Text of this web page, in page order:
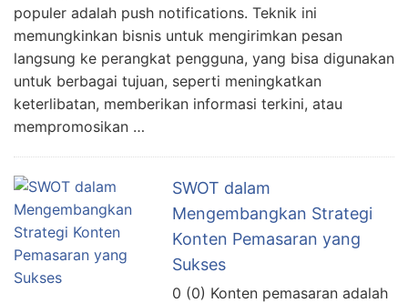
populer adalah push notifications. Teknik ini
memungkinkan bisnis untuk mengirimkan pesan
langsung ke perangkat pengguna, yang bisa digunakan
untuk berbagai tujuan, seperti meningkatkan
keterlibatan, memberikan informasi terkini, atau
mempromosikan …
SWOT dalam
Mengembangkan Strategi
Konten Pemasaran yang
Sukses
0 (0) Konten pemasaran adalah